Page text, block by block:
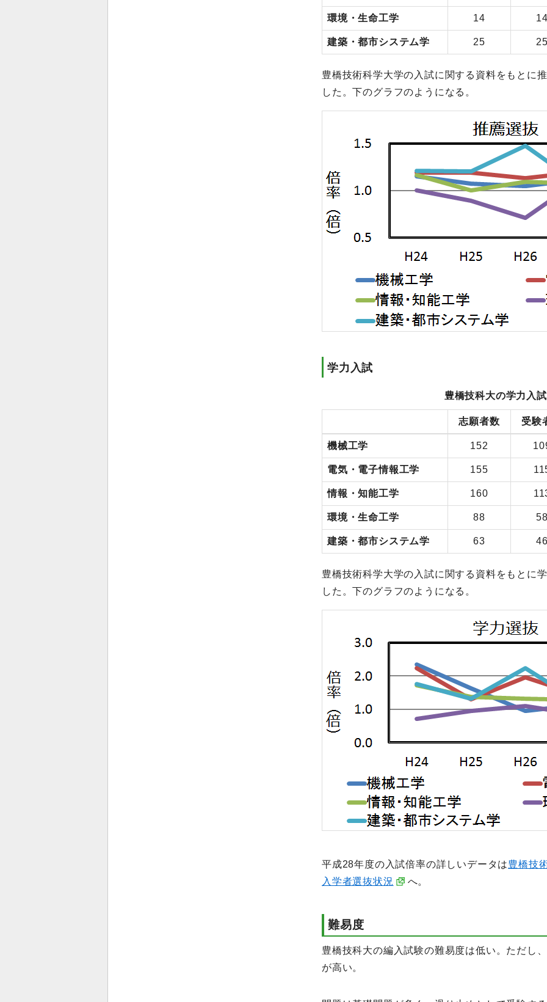
環境・生命工学 14
建築・都市システム学 25
豊橋技術科学大学の入試に関する資料をもとに
した。下のグラフのようになる。
学力入試
豊橋技科大の学力入
志願者数 受験
機械工学 152
電気・電子情報工学 155
情報・知能工学 160
環境・生命工学 88
建築・都市システム学 63
豊橋技術科学大学の入試に関する資料をもとに
した。下のグラフのようになる。
平成28年度の入試倍率の詳しいデータは豊橋技
入学者選抜状況
へ。
難易度
豊橋技科大の編入試験の難易度は低い。ただし
が高い。